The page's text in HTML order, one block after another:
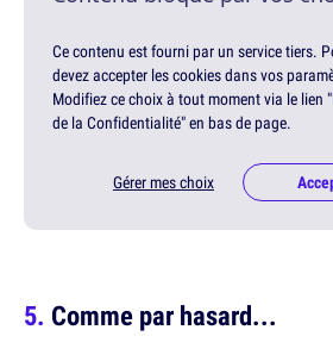
Ce contenu est fourni par un service tiers.
devez accepter les cookies dans vos
Modifiez ce choix à tout moment via le lien
de la Confidentialité" en bas de page.
Gérer mes choix
Comme par hasard...